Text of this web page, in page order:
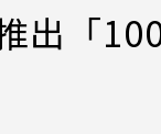
出「